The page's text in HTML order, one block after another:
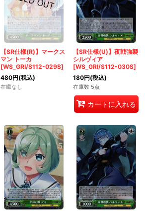
【SR仕様(R)】マークス
マン トーカ
[WS_GRI/S112-029S]
480円(税込)
在庫なし
【SR仕様(U)】夜戦強襲
シルヴィア
[WS_GRI/S112-030S]
180円(税込)
在庫数 5点
カートに入れる